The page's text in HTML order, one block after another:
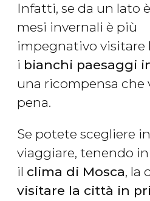
Infatti, se da un lato
mesi invernali è più
impegnativo visitare
i bianchi paesaggi
una ricompensa che
pena.
Se potete scegliere
viaggiare, tenendo
il clima di Mosca, la
visitare la città in